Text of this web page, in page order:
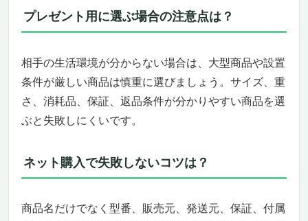
プレゼント用に選ぶ場合の注意点は？
相手の生活環境が分からない場合は、大型商品や設置
条件が厳しい商品は慎重に選びましょう。サイズ、重
さ、消耗品、保証、返品条件が分かりやすい商品を選
ぶと失敗しにくいです。
ネット購入で失敗しないコツは？
商品名だけでなく型番、販売元、発送元、保証、付属